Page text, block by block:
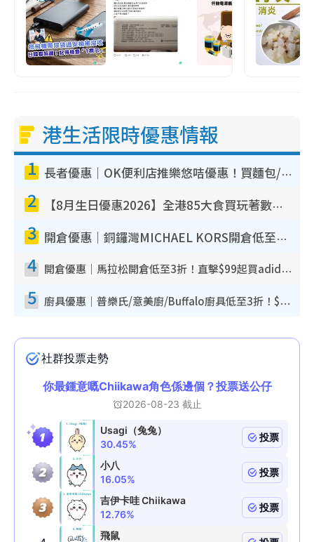
港生活限時優惠情報
1 長者優惠｜OK便利店推樂悠咭優惠！買麵包/牛奶/保健品拍卡即減
2 【8月生日優惠2026】全港85大食買玩著數攻略 自助餐/火鍋放題同行免費＋誠品/DONKI送現金券
3 開倉優惠｜銅鑼灣MICHAEL KORS開倉低至17折！直擊$500起買手袋/銀包/鞋款 必買經典Jet Set系列
4 開倉優惠｜馬拉松開倉低至3折！直擊$99起買adidas／New Balance／Puma鞋款 STANLEY保溫杯劈價至$119起
5 廚具優惠｜普樂氏/意美廚/Buffalo廚具低至3折！$89起買煎鍋／炒鑊／個人鍋 同場小家電激減至$99起